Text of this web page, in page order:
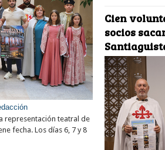
representación teatral de
fecha. Los días 6, 7 y 8
Cien
socios